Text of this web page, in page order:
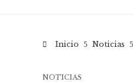
Inicio Noticias
NOTICIAS